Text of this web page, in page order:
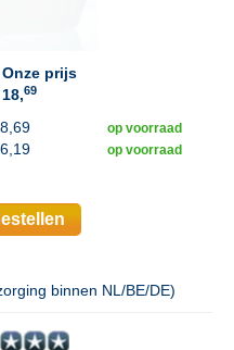
Onze prijs
18,69
op voorraad
op voorraad
binnen NL/BE/DE)